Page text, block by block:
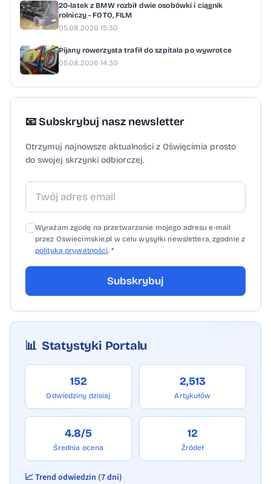
20-latek z BMW rozbił dwie osobówki i ciągnik
rolniczy - FOTO, FILM
05.08.2026 15:30
Pijany rowerzysta trafił do szpitala po wywrotce
05.08.2026 14:30
📧 Subskrybuj nasz newsletter
Otrzymuj najnowsze aktualności z Oświęcimia prosto
do swojej skrzynki odbiorczej.
Wyrażam zgodę na przetwarzanie mojego adresu e-mail
przez Oswiecimskie.pl w celu wysyłki newslettera, zgodnie z
polityką prywatności . *
Subskrybuj
📊 Statystyki Portalu
152
Odwiedziny dzisiaj
2,513
Artykułów
4.8/5
Średnia ocena
12
Źródeł
📈 Trend odwiedzin (7 dni)